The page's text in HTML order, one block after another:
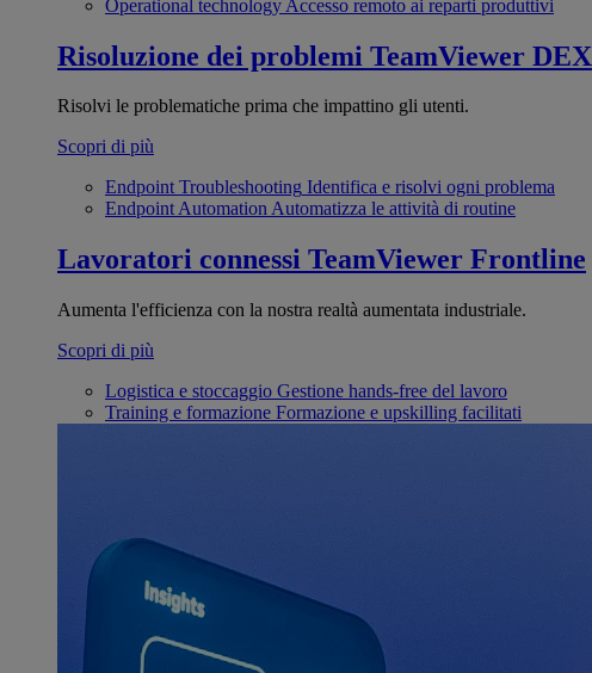
Operational technology Accesso remoto ai reparti produttivi
Risoluzione dei problemi TeamViewer DEX
Risolvi le problematiche prima che impattino gli utenti.
Scopri di più
Endpoint Troubleshooting Identifica e risolvi ogni problema
Endpoint AutomationAutomatizza le attività di routine
Lavoratori connessi TeamViewer Frontline
Aumenta l'efficienza con la nostra realtà aumentata industriale.
Scopri di più
Logistica e stoccaggio Gestione hands-free del lavoro
Training e formazione Formazione e upskilling facilitati